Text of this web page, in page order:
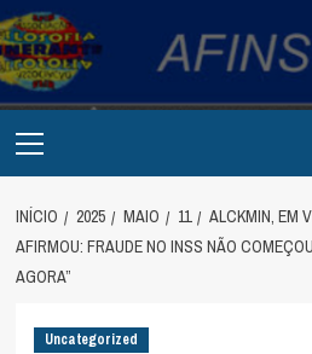
Avançar
para
o
conteúdo
Menu
INÍCIO 2025 MAIO 11
ALCKMIN, EM
AFIRMOU: FRAUDE NO INSS NÃO
AGORA”
Uncategorized